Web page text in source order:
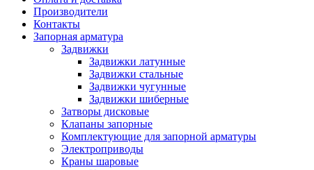
Производители
Контакты
Запорная арматура
Задвижки
Задвижки латунные
Задвижки стальные
Задвижки чугунные
Задвижки шиберные
Затворы дисковые
Клапаны запорные
Комплектующие для запорной арматуры
Электроприводы
Краны шаровые